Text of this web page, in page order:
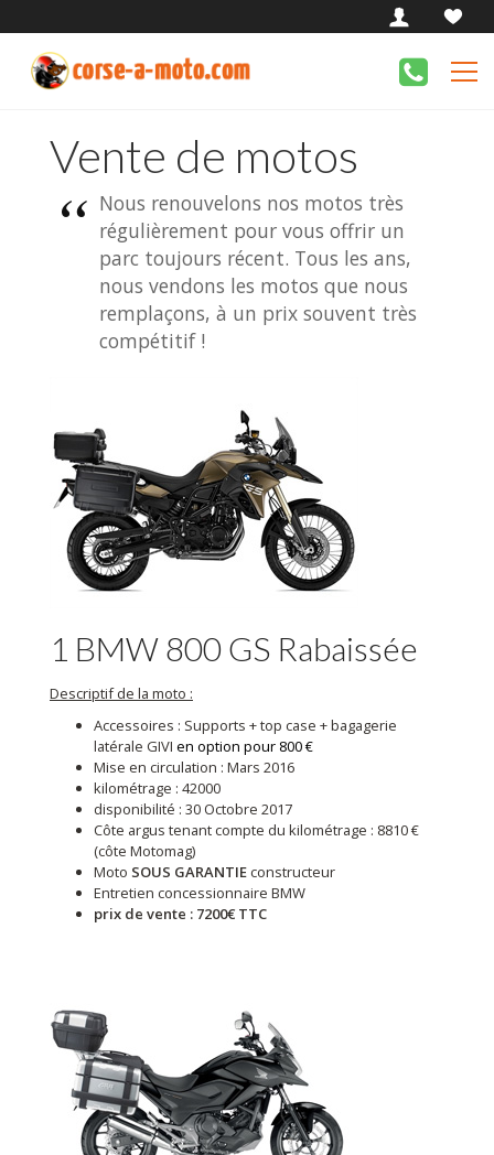
Vente de motos
Nous renouvelons nos motos très
régulièrement pour vous offrir un
parc toujours récent. Tous les ans,
nous vendons les motos que nous
remplaçons, à un prix souvent très
compétitif !
1 BMW 800 GS Rabaissée
Descriptif de la moto :
Accessoires : Supports + top case + bagagerie
latérale GIVI en option pour 800 €
Mise en circulation : Mars 2016
kilométrage : 42000
disponibilité : 30 Octobre 2017
Côte argus tenant compte du kilométrage : 8810 €
(côte Motomag)
Moto SOUS GARANTIEconstructeur
Entretien concessionnaire BMW
prix de vente : 7200€ TTC